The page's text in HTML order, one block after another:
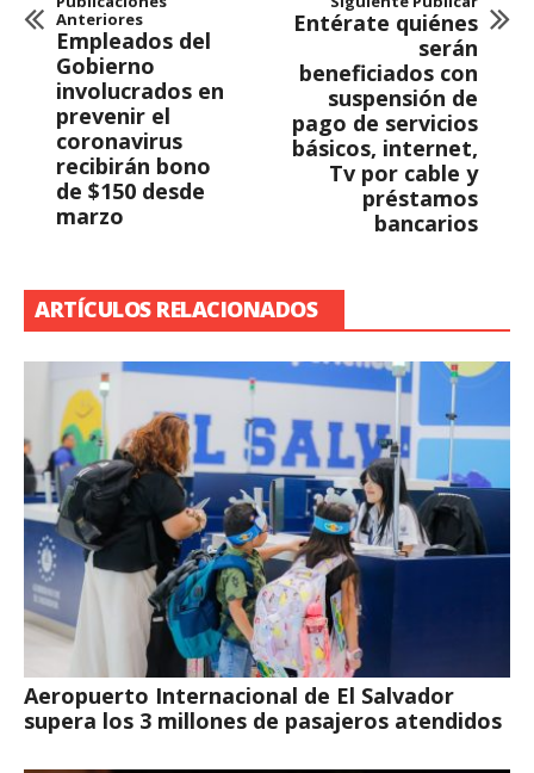
Anteriores
Empleados del
Gobierno
involucrados en
prevenir el
coronavirus
recibirán bono
de $150 desde
marzo
Entérate quiénes
serán
beneficiados con
suspensión de
pago de servicios
básicos, internet,
Tv por cable y
préstamos
bancarios
ARTÍCULOS RELACIONADOS
Aeropuerto Internacional de El Salvador
supera los 3 millones de pasajeros atendidos